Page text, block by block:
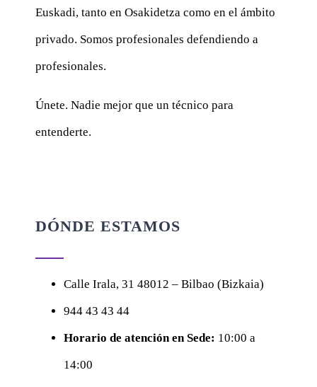
Euskadi, tanto en Osakidetza como en el ámbito
privado. Somos profesionales defendiendo a
profesionales.
Únete. Nadie mejor que un técnico para
entenderte.
DÓNDE ESTAMOS
Calle Irala, 31 48012 – Bilbao (Bizkaia)
944 43 43 44
Horario de atención en Sede: 10:00 a
14:00